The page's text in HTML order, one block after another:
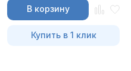
В корзину
Купить в 1 клик